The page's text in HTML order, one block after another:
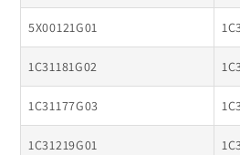
5X00121G01
1C31181G02
1C31177G03
1C31219G01